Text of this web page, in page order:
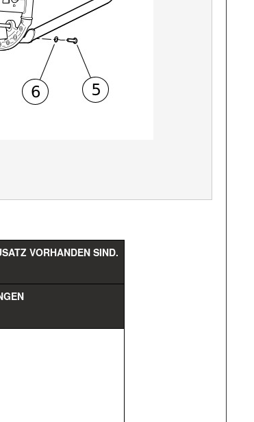
VORHANDEN SIND.